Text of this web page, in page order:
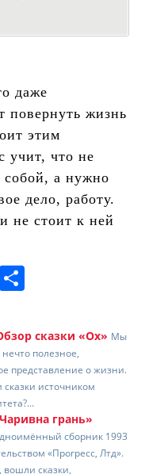
даже
повернуть жизнь
этим
учит, что не
собой, а нужно
дело, работу.
не стоит к ней
Pi
nt
п
р
а
в
и
т
сказки «Ох» Мы
полезное,
представление о жизни.
источником
грань»
сборник 1993
«Прогресс, Лтд».
вошли сказки,